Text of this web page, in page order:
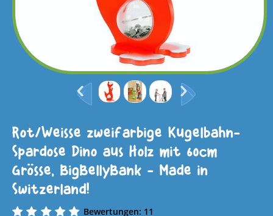
Rot/Weisse zweifarbige Kugelbahn-
Spardose Dino aus Holz mit 60cm
Grösse, BigBellyBank - Made in
Switzerland!
Bewertungen: 11